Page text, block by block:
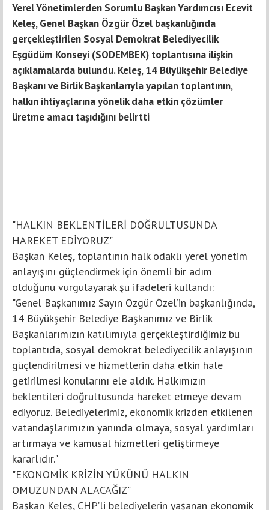
Yerel Yönetimlerden Sorumlu Başkan Yardımcısı Ecevit
Keleş, Genel Başkan Özgür Özel başkanlığında
gerçekleştirilen Sosyal Demokrat Belediyecilik
Eşgüdüm Konseyi (SODEMBEK) toplantısına ilişkin
açıklamalarda bulundu. Keleş, 14 Büyükşehir Belediye
Başkanı ve Birlik Başkanlarıyla yapılan toplantının,
halkın ihtiyaçlarına yönelik daha etkin çözümler
üretme amacı taşıdığını belirtti
"HALKIN BEKLENTİLERİ DOĞRULTUSUNDA
HAREKET EDİYORUZ"
Başkan Keleş, toplantının halk odaklı yerel yönetim
anlayışını güçlendirmek için önemli bir adım
olduğunu vurgulayarak şu ifadeleri kullandı:
"Genel Başkanımız Sayın Özgür Özel’in başkanlığında,
14 Büyükşehir Belediye Başkanımız ve Birlik
Başkanlarımızın katılımıyla gerçekleştirdiğimiz bu
toplantıda, sosyal demokrat belediyecilik anlayışının
güçlendirilmesi ve hizmetlerin daha etkin hale
getirilmesi konularını ele aldık. Halkımızın
beklentileri doğrultusunda hareket etmeye devam
ediyoruz. Belediyelerimiz, ekonomik krizden etkilenen
vatandaşlarımızın yanında olmaya, sosyal yardımları
artırmaya ve kamusal hizmetleri geliştirmeye
kararlıdır."
"EKONOMİK KRİZİN YÜKÜNÜ HALKIN
OMUZUNDAN ALACAĞIZ"
Başkan Keleş, CHP’li belediyelerin yaşanan ekonomik